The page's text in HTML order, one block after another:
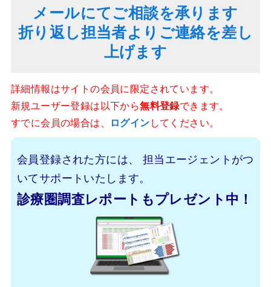
メールにてご相談を承ります
折り返し担当者よりご連絡を差し
上げます
詳細情報はサイトの会員に限定されています。
新規ユーザー登録は以下から無料登録できます。
すでに会員の場合は、
ログインしてください。
会員登録された方には、
担当エージェントがつ
いてサポートいたします。
診療圏調査レポートもプレゼント中！